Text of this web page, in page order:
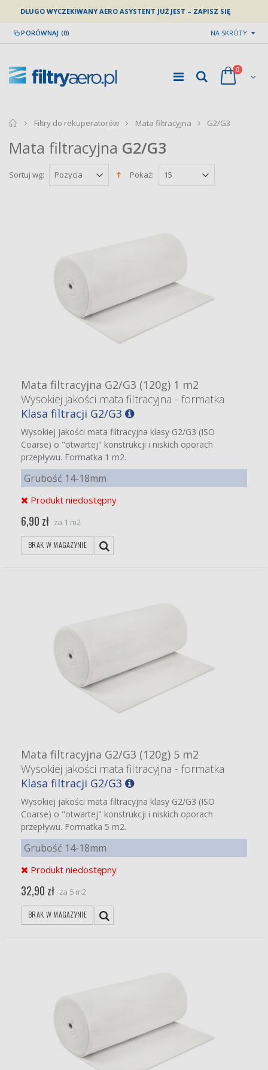
DŁUGO WYCZEKIWANY AERO ASYSTENT JUŻ JEST – ZAPISZ SIĘ
PORÓWNAJ (0) NA SKRÓTY
0
home
Filtry do rekuperatorów Mata filtracyjna G2/G3
Mata filtracyjna G2/G3
Sortuj wg: Pokaż:
Mata filtracyjna G2/G3 (120g) 1 m2
Wysokiej jakości mata filtracyjna - formatka
Klasa filtracji G2/G3
Wysokiej jakości mata filtracyjna klasy G2/G3 (ISO
Coarse) o "otwartej" konstrukcji i niskich oporach
przepływu. Formatka 1 m2.
Grubość 14-18mm
Produkt niedostępny
6,90 zł za 1 m2
BRAK W MAGAZYNIE
Mata filtracyjna G2/G3 (120g) 5 m2
Wysokiej jakości mata filtracyjna - formatka
Klasa filtracji G2/G3
Wysokiej jakości mata filtracyjna klasy G2/G3 (ISO
Coarse) o "otwartej" konstrukcji i niskich oporach
przepływu. Formatka 5 m2.
Grubość 14-18mm
Produkt niedostępny
32,90 zł za 5 m2
BRAK W MAGAZYNIE